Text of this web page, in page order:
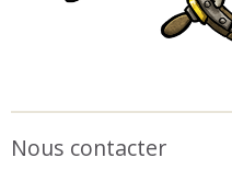
Nous contacter